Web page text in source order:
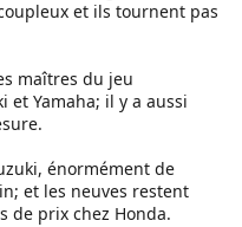
et ils tournent pas
maîtres du jeu
et Yamaha; il y a aussi
énormément de
et les neuves restent
de prix chez Honda.